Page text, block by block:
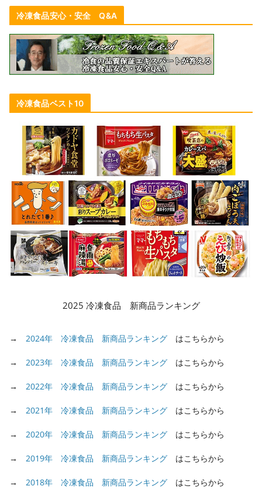
冷凍食品安心・安全 Q&A
冷凍食品ベスト10
2025 冷凍食品 新商品ランキング
→ 2024年 冷凍食品 新商品ランキング はこちらから
→ 2023年 冷凍食品 新商品ランキング はこちらから
→ 2022年 冷凍食品 新商品ランキング はこちらから
→ 2021年 冷凍食品 新商品ランキング はこちらから
→ 2020年 冷凍食品 新商品ランキング はこちらから
→ 2019年 冷凍食品 新商品ランキング はこちらから
→ 2018年 冷凍食品 新商品ランキング はこちらから